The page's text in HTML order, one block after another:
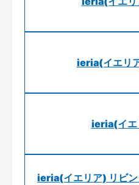
ieria(イエリ
ieria(イエ
ieria(イエリア) リビン